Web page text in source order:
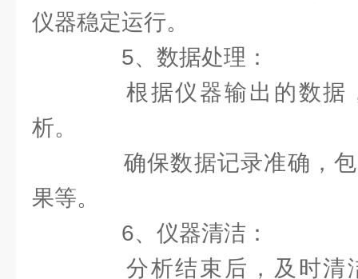
仪器稳定运行。
5、数据处理：
根据仪器输出的数据
析。
确保数据记录准确，包
果等。
6、仪器清洁：
分析结束后，及时清